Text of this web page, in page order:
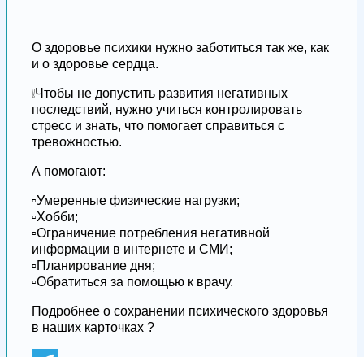
О здоровье психики нужно заботиться так же, как
и о здоровье сердца.
❕Чтобы не допустить развития негативных
последствий, нужно учиться контролировать
стресс и знать, что помогает справиться с
тревожностью.
А помогают:
▫️Умеренные физические нагрузки;
▫️Хобби;
▫️Ограничение потребления негативной
информации в интернете и СМИ;
▫️Планирование дня;
▫️Обратиться за помощью к врачу.
Подробнее о сохранении психического здоровья
в наших карточках ?